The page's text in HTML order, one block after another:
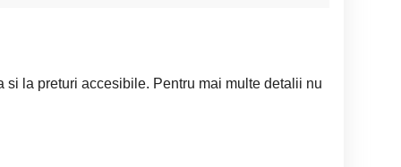
la preturi accesibile. Pentru mai multe detalii nu